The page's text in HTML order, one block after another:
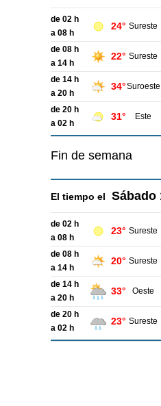
de 02 h
a 08 h
24° Sureste
de 08 h
a 14 h
22° Sureste
de 14 h
a 20 h
34°Suroeste
de 20 h
a 02 h
31° Este
Fin de semana
El tiempo el Sábado
de 02 h
a 08 h
23° Sureste
de 08 h
a 14 h
20° Sureste
de 14 h
a 20 h
33° Oeste
de 20 h
a 02 h
23° Sureste